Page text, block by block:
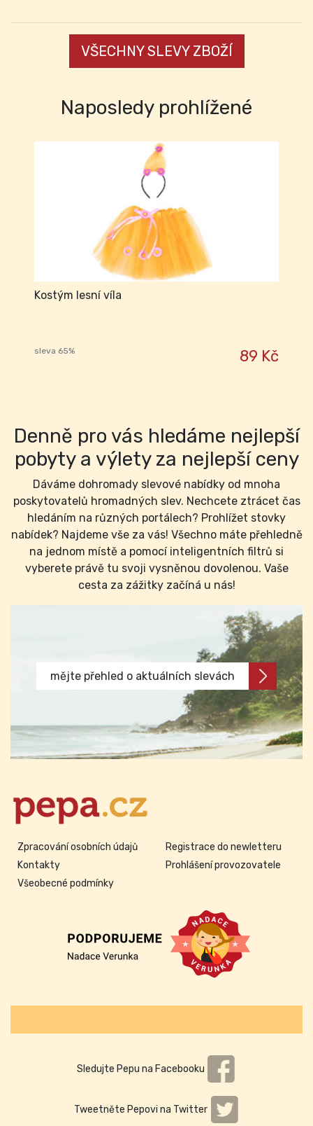
VŠECHNY SLEVY ZBOŽÍ
Naposledy prohlížené
Kostým lesní víla
sleva 65% 89 Kč
Denně pro vás hledáme nejlepší
pobyty a výlety za nejlepší ceny
Dáváme dohromady slevové nabídky od mnoha
poskytovatelů hromadných slev. Nechcete ztrácet čas
hledáním na různých portálech? Prohlížet stovky
nabídek? Najdeme vše za vás! Všechno máte přehledně
na jednom místě a pomocí inteligentních filtrů si
vyberete právě tu svoji vysněnou dovolenou. Vaše
cesta za zážitky začíná u nás!
mějte přehled o aktuálních slevách
Zpracování osobních údajů
Kontakty
Všeobecné podmínky
Registrace do newletteru
Prohlášení provozovatele
Sledujte Pepu na Facebooku
Tweetněte Pepovi na Twitter